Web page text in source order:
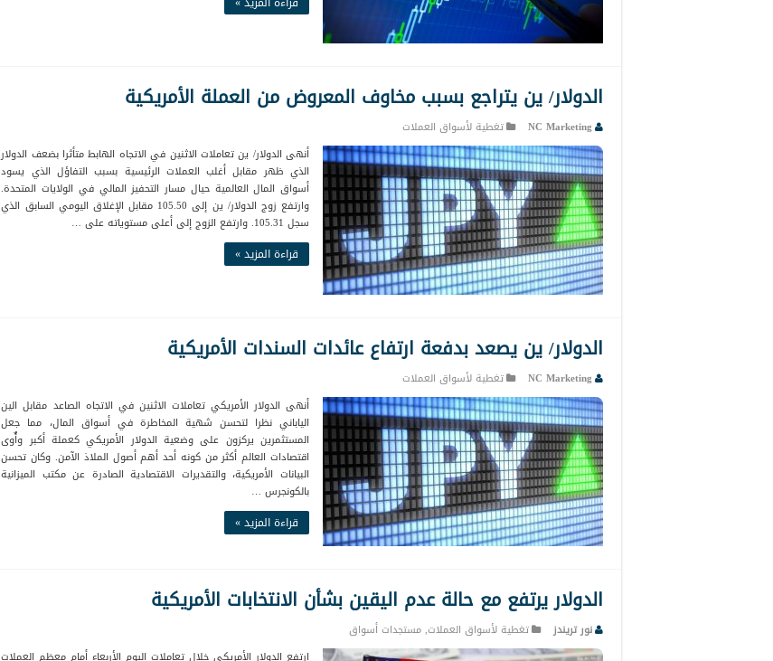
الدولار/ ين يتراجع بسبب مخاوف المعروض من العملة الأمريكية
NC Marketing
تغطية لأسواق العملات
أنهى الدولار/ ين تعاملات الاثنين في الاتجاه الهابط متأثرا بضعف الدولار
الذي ظهر مقابل أغلب العملات الرئيسية بسبب التفاؤل الذي يسود
أسواق المال العالمية حيال مسار التحفيز المالي في الولايات المتحدة.
وارتفع زوج الدولار/ ين إلى 105.50 مقابل الإغلاق اليومي السابق الذي
سجل 105.31. وارتفع الزوج إلى أعلى مستوياته على …
قراءة المزيد »
الدولار/ ين يصعد بدفعة ارتفاع عائدات السندات الأمريكية
NC Marketing
تغطية لأسواق العملات
أنهى الدولار الأمريكي تعاملات الاثنين في الاتجاه الصاعد مقابل الين
الياباني نظرا لتحسن شهية المخاطرة في أسواق المال، مما جعل
المستثمرين يركزون على وضعية الدولار الأمريكي كعملة أكبر وأٌوى
اقتصادات العالم أكثر من كونه أحد أهم أصول الملاذ الآمن. وكان تحسن
البيانات الأمريكية، والتقديرات الاقتصادية الصادرة عن مكتب الميزانية
بالكونجرس …
قراءة المزيد »
الدولار يرتفع مع حالة عدم اليقين بشأن الانتخابات الأمريكية
نور تريندز تغطية لأسواق العملات,مستجدات أسواق